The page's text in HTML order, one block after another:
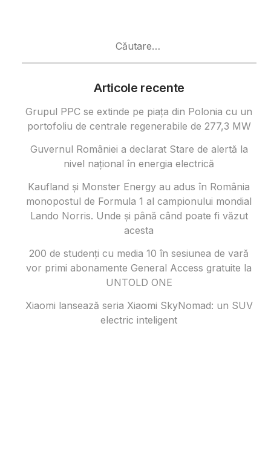
Articole recente
Grupul PPC se extinde pe piața din Polonia cu un
portofoliu de centrale regenerabile de 277,3 MW
Guvernul României a declarat Stare de alertă la
nivel național în energia electrică
Kaufland și Monster Energy au adus în România
monopostul de Formula 1 al campionului mondial
Lando Norris. Unde și până când poate fi văzut
acesta
200 de studenți cu media 10 în sesiunea de vară
vor primi abonamente General Access gratuite la
UNTOLD ONE
Xiaomi lansează seria Xiaomi SkyNomad: un SUV
electric inteligent